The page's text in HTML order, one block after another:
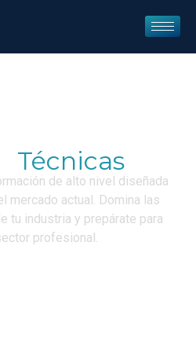
Técnicas
de alto nivel diseñada
mercado actual. Domina las
tu industria y prepárate para
profesional.